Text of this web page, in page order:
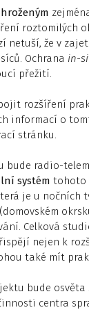
roztomilých
netuší, že v
Ochrana in-
přežití.
rozšíření
informací o
stránku.
bude radio-
systém tohoto
je u nočních
Celková
nejen k
také mít
bude
centra